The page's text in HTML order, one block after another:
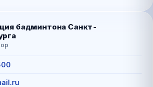
бадминтона Санкт-